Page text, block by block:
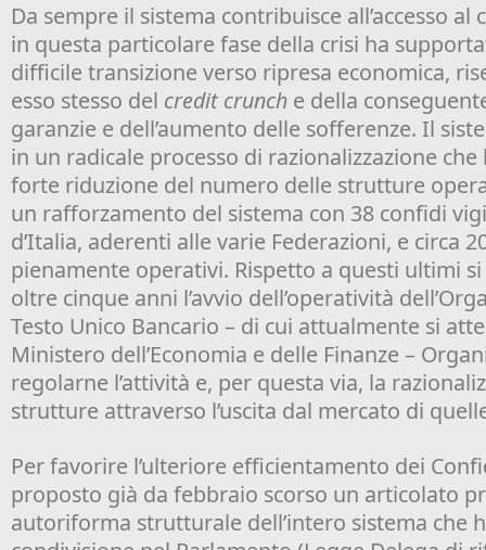
Da sempre il sistema contribuisce all’accesso
in questa particolare fase della crisi ha
difficile transizione verso ripresa economica,
esso stesso del credit crunch e della
garanzie e dell’aumento delle sofferenze. Il
in un radicale processo di razionalizzazione
forte riduzione del numero delle strutture
un rafforzamento del sistema con 38 confidi
d’Italia, aderenti alle varie Federazioni, e circa
pienamente operativi. Rispetto a questi ultimi
oltre cinque anni l’avvio dell’operatività
Testo Unico Bancario – di cui attualmente si
Ministero dell’Economia e delle Finanze –
regolarne l’attività e, per questa via, la
strutture attraverso l’uscita dal mercato di
Per favorire l’ulteriore efficientamento dei
proposto già da febbraio scorso un articolato
autoriforma strutturale dell’intero sistema che